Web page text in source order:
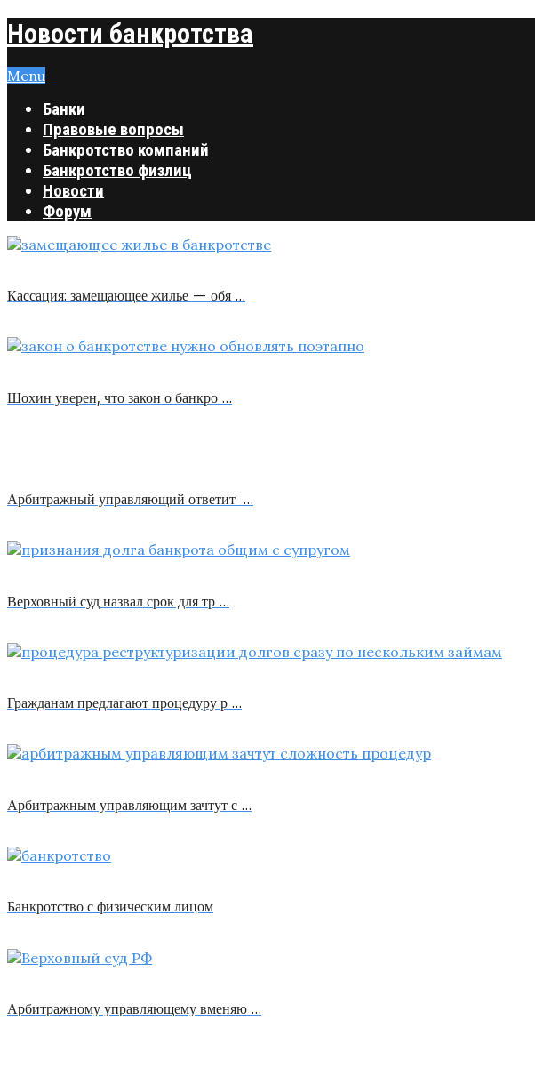
Новости банкротства
Menu
Банки
Правовые вопросы
Банкротство компаний
Банкротство физлиц
Новости
Форум
Кассация: замещающее жилье — обя …
Шохин уверен, что закон о банкро …
Арбитражный управляющий ответит …
Верховный суд назвал срок для тр …
Гражданам предлагают процедуру р …
Арбитражным управляющим зачтут с …
Банкротство с физическим лицом
Арбитражному управляющему вменяю …